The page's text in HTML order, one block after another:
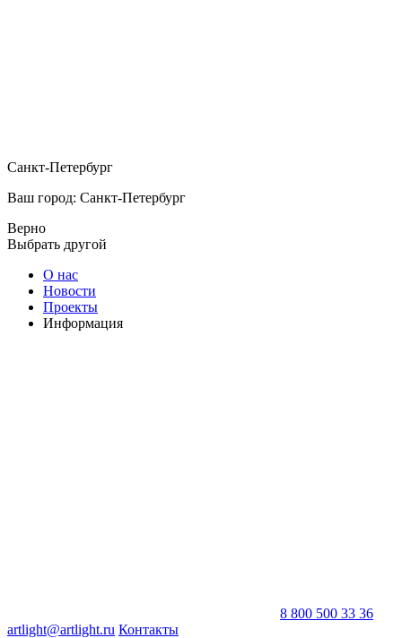
Санкт-Петербург
Ваш город: Санкт-Петербург
Верно
Выбрать другой
О нас
Новости
Проекты
Информация
8 800 500 33 36
artlight@artlight.ru Контакты